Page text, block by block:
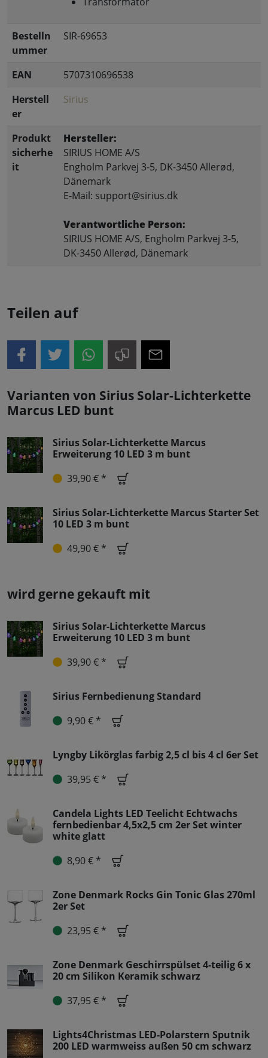
Bestelln
ummer
SIR-69653
EAN
5707310696538
Herstell
er
Sirius
Produkt
sicherhe
it
Hersteller:
SIRIUS HOME A/S
Engholm Parkvej 3-5, DK-3450 Allerød,
Dänemark
E-Mail: support@sirius.dk
Verantwortliche Person:
SIRIUS HOME A/S, Engholm Parkvej 3-5,
DK-3450 Allerød, Dänemark
Teilen auf
Varianten von Sirius Solar-Lichterkette
Marcus LED bunt
Sirius Solar-Lichterkette Marcus
Erweiterung 10 LED 3 m bunt
39,90 € *
Sirius Solar-Lichterkette Marcus Starter Set
10 LED 3 m bunt
49,90 € *
wird gerne gekauft mit
Sirius Solar-Lichterkette Marcus
Erweiterung 10 LED 3 m bunt
39,90 € *
Sirius Fernbedienung Standard
9,90 € *
Lyngby Likörglas farbig 2,5 cl bis 4 cl 6er Set
39,95 € *
Candela Lights LED Teelicht Echtwachs
fernbedienbar 4,5x2,5 cm 2er Set winter
white glatt
8,90 € *
Zone Denmark Rocks Gin Tonic Glas 270ml
2er Set
23,95 € *
Zone Denmark Geschirrspülset 4-teilig 6 x
20 cm Silikon Keramik schwarz
37,95 € *
Lights4Christmas LED-Polarstern Sputnik
200 LED warmweiss außen 50 cm schwarz